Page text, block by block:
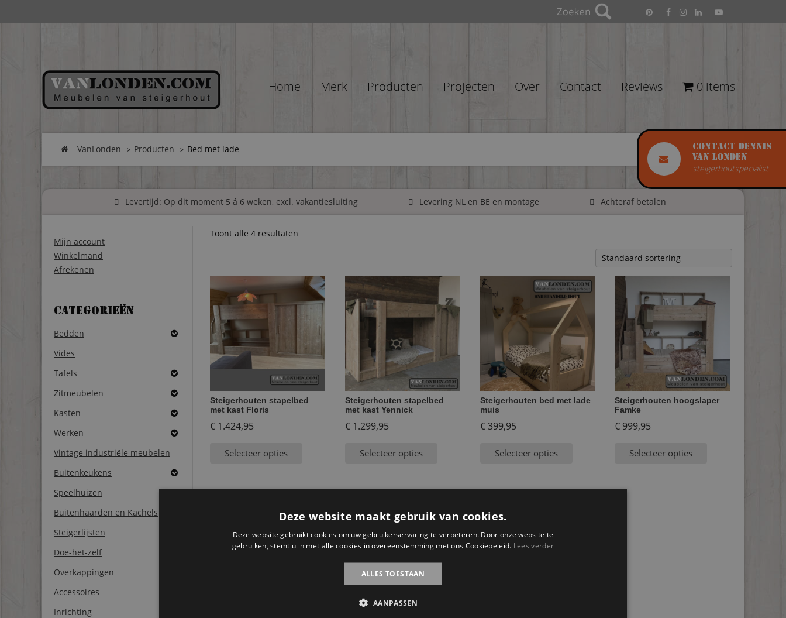
Contact Dennis
van Londen
steigerhoutspecialist
Home Merk Producten Projecten Over Contact Reviews 0 items
VanLonden Producten Bed met lade
Levertijd: Op dit moment 5 á 6 weken, excl. vakantiesluiting Levering NL en BE en montage Achteraf betalen
Mijn account
Winkelmand
Afrekenen
Categorieën
Bedden
Vides
Tafels
Zitmeubelen
Kasten
Werken
Vintage industriële meubelen
Buitenkeukens
Speelhuizen
Buitenhaarden en Kachels
Steigerlijsten
Doe-het-zelf
Overkappingen
Accessoires
Inrichting
Toont alle 4 resultaten
Steigerhouten stapelbed
met kast Floris
€1.424,95
Selecteer opties
Steigerhouten stapelbed
met kast Yennick
€1.299,95
Selecteer opties
Steigerhouten bed met lade
muis
€399,95
Selecteer opties
Steigerhouten hoogslaper
Famke
€ 999,95
Selecteer opties
Deze website maakt gebruik van cookies.
Deze website gebruikt cookies om uw gebruikerservaring te verbeteren. Door onze website te
gebruiken, stemt u in met alle cookies in overeenstemming met ons Cookiebeleid. Lees verder
ALLES TOESTAAN
AANPASSEN